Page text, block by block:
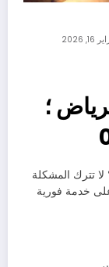
2026
؛
لا تترك المشكلة
خدمة فورية